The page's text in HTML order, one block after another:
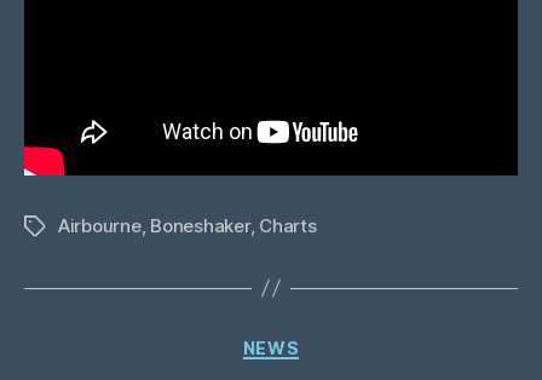
Schlagwörter
Airbourne, Boneshaker, Charts
Kategorien
NEWS